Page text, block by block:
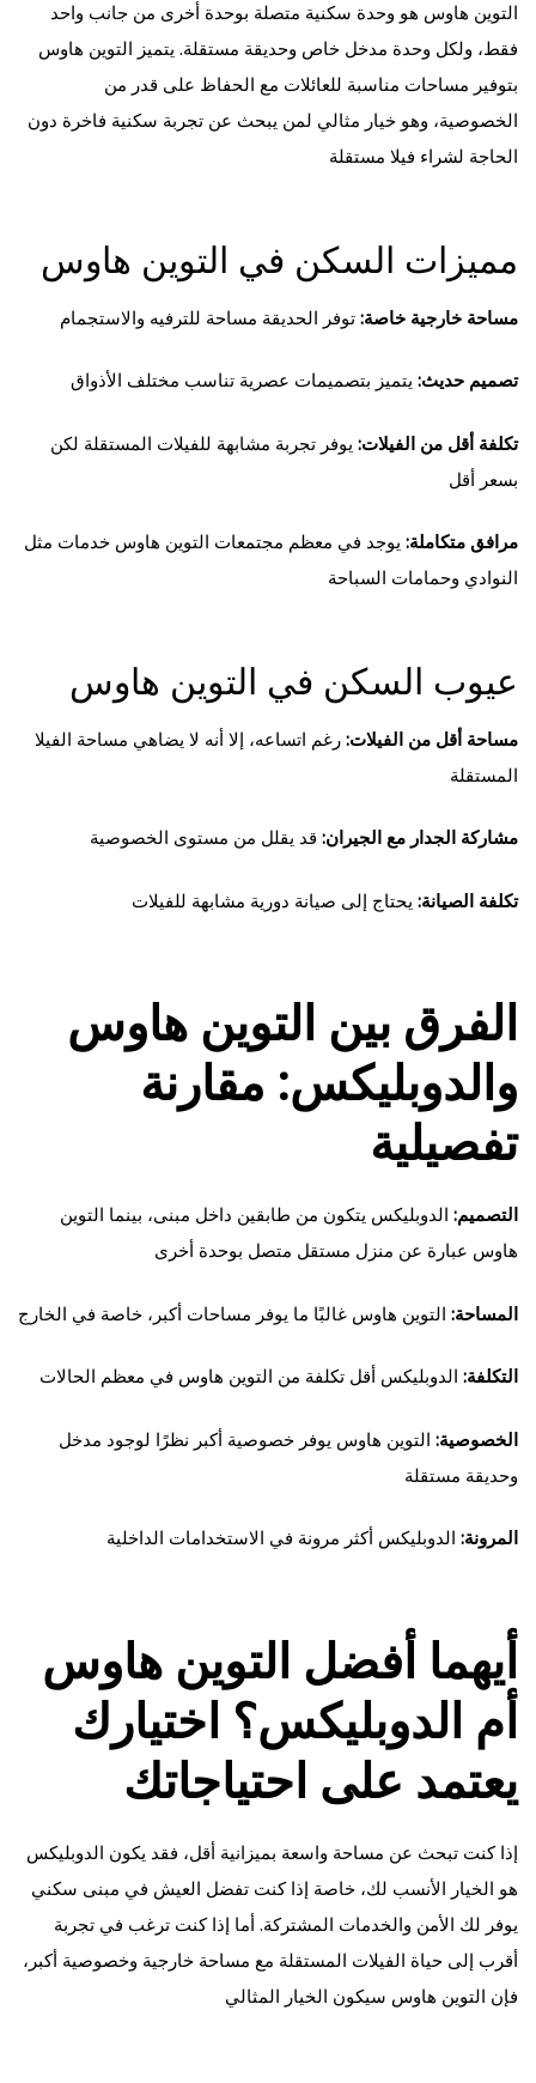
التوين هاوس هو وحدة سكنية متصلة بوحدة أخرى من جانب واحد
فقط، ولكل وحدة مدخل خاص وحديقة مستقلة. يتميز التوين هاوس
بتوفير مساحات مناسبة للعائلات مع الحفاظ على قدر من
الخصوصية، وهو خيار مثالي لمن يبحث عن تجربة سكنية فاخرة دون
الحاجة لشراء فيلا مستقلة
مميزات السكن في التوين هاوس
مساحة خارجية خاصة: توفر الحديقة مساحة للترفيه والاستجمام
تصميم حديث: يتميز بتصميمات عصرية تناسب مختلف الأذواق
تكلفة أقل من الفيلات: يوفر تجربة مشابهة للفيلات المستقلة لكن
بسعر أقل
مرافق متكاملة: يوجد في معظم مجتمعات التوين هاوس خدمات مثل
النوادي وحمامات السباحة
عيوب السكن في التوين هاوس
مساحة أقل من الفيلات: رغم اتساعه، إلا أنه لا يضاهي مساحة الفيلا
المستقلة
مشاركة الجدار مع الجيران: قد يقلل من مستوى الخصوصية
تكلفة الصيانة: يحتاج إلى صيانة دورية مشابهة للفيلات
الفرق بين التوين هاوس
والدوبليكس: مقارنة
تفصيلية
التصميم: الدوبليكس يتكون من طابقين داخل مبنى، بينما التوين
هاوس عبارة عن منزل مستقل متصل بوحدة أخرى
المساحة: التوين هاوس غالبًا ما يوفر مساحات أكبر، خاصة في الخارج
التكلفة: الدوبليكس أقل تكلفة من التوين هاوس في معظم الحالات
الخصوصية: التوين هاوس يوفر خصوصية أكبر نظرًا لوجود مدخل
وحديقة مستقلة
المرونة: الدوبليكس أكثر مرونة في الاستخدامات الداخلية
أيهما أفضل التوين هاوس
أم الدوبليكس؟ اختيارك
يعتمد على احتياجاتك
إذا كنت تبحث عن مساحة واسعة بميزانية أقل، فقد يكون الدوبليكس
هو الخيار الأنسب لك، خاصة إذا كنت تفضل العيش في مبنى سكني
يوفر لك الأمن والخدمات المشتركة. أما إذا كنت ترغب في تجربة
أقرب إلى حياة الفيلات المستقلة مع مساحة خارجية وخصوصية أكبر،
فإن التوين هاوس سيكون الخيار المثالي